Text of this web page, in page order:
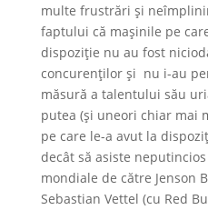
multe frustrări şi
faptului că maşinile pe
dispoziţie nu au fost
concurenţilor şi nu i-au
măsură a talentului său
putea (şi uneori chiar mai
pe care le-a avut la
decât să asiste
mondiale de către Jenson
Sebastian Vettel (cu Red